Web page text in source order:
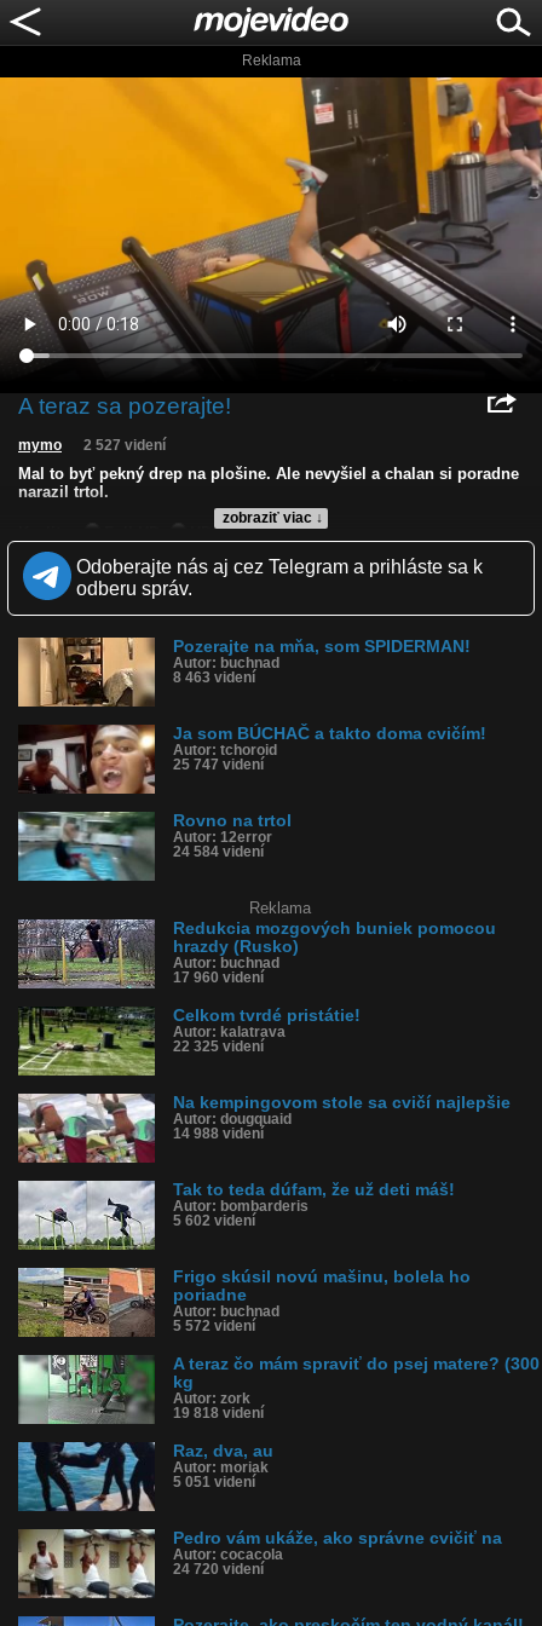
Reklama
A teraz sa pozerajte!
zobraziť viac ↓
mymo 2 527 videní
Mal to byť pekný drep na plošine. Ale nevyšiel a chalan si poradne
narazil trtol.
HD NQ
LQ
Zverejnené: 31.8.2020 12:35
Páči sa: 0% (0 hlasov)
Obľúbené: 0
Kategória: ľudia
Tagy: spadol, drep, cvičil, fail, trtol, narazil si trtol
História sledovanosti videa:
Odoberajte nás aj cez Telegram a prihláste sa k
odberu správ.
Pozerajte na mňa, som SPIDERMAN!
Autor: buchnad
8 463 videní
Ja som BÚCHAČ a takto doma cvičím!
Autor: tchoroid
25 747 videní
Rovno na trtol
Autor: 12error
24 584 videní
Reklama
Redukcia mozgových buniek pomocou
hrazdy (Rusko)
Autor: buchnad
17 960 videní
Celkom tvrdé pristátie!
Autor: kalatrava
22 325 videní
Na kempingovom stole sa cvičí najlepšie
Autor: dougquaid
14 988 videní
Tak to teda dúfam, že už deti máš!
Autor: bombarderis
5 602 videní
Frigo skúsil novú mašinu, bolela ho
poriadne
Autor: buchnad
5 572 videní
A teraz čo mám spraviť do psej matere? (300
kg
Autor: zork
19 818 videní
Raz, dva, au
Autor: moriak
5 051 videní
Pedro vám ukáže, ako správne cvičiť na
Autor: cocacola
24 720 videní